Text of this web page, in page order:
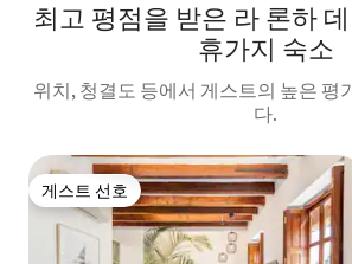
최고 평점을 받은 라 론하
휴가지 숙소
위치, 청결도 등에서 게스트의 높은 평
다.
게스트 선호
게스트 선호